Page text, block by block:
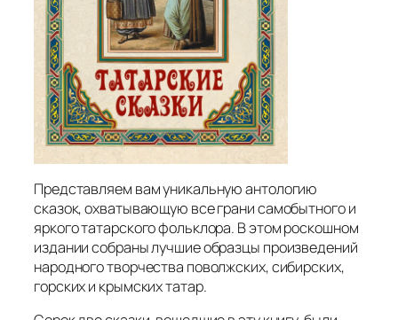
Представляем вам уникальную антологию
сказок, охватывающую все грани самобытного и
яркого татарского фольклора. В этом роскошном
издании собраны лучшие образцы произведений
народного творчества поволжских, сибирских,
горских и крымских татар.